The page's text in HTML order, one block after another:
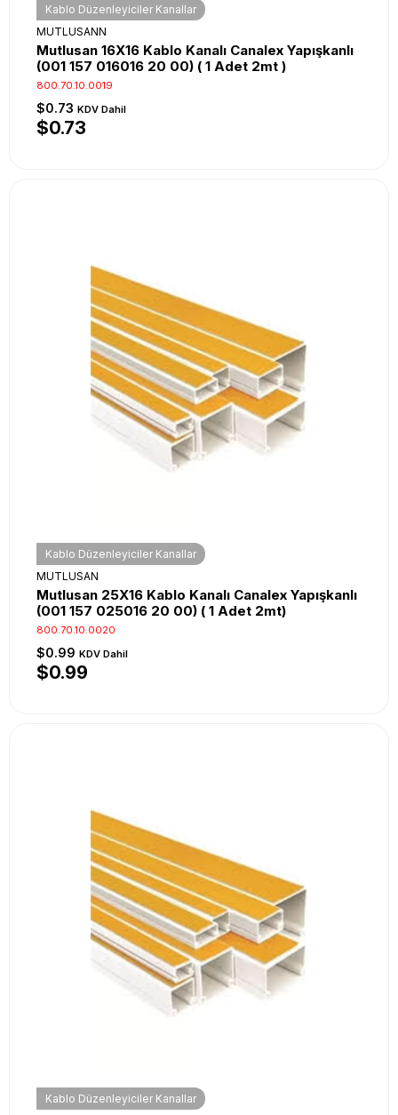
Kablo Düzenleyiciler Kanallar
MUTLUSANN
Mutlusan 16X16 Kablo Kanalı Canalex Yapışkanlı
(001 157 016016 20 00) ( 1 Adet 2mt )
800.70.10.0019
$0.73 KDV Dahil
$0.73
Kablo Düzenleyiciler Kanallar
MUTLUSAN
Mutlusan 25X16 Kablo Kanalı Canalex Yapışkanlı
(001 157 025016 20 00) ( 1 Adet 2mt)
800.70.10.0020
$0.99 KDV Dahil
$0.99
Kablo Düzenleyiciler Kanallar